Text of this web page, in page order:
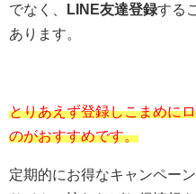
でなく、
LINE友達登録する
あります。
とりあえず登録しこまめに
のがおすすめです。
定期的にお得なキャンペー